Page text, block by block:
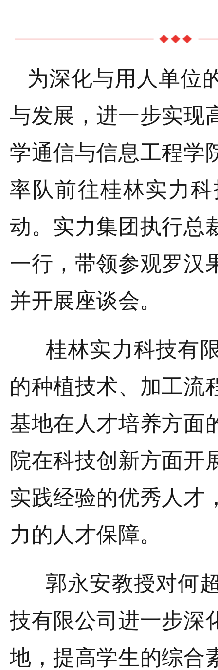
为深化与用人单位
与发展，进一步实现
学通信与信息工程学
率队前往桂林实力
动。实力集团执行总
一行，带领参观罗汉
并开展座谈会。
桂林实力科技有限
的种植技术、加工流
基地在人才培养方面
院在科技创新方面开
实践经验的优秀人才
力的人才保障。
郭永安教授对何超
技有限公司进一步深
地，提高学生的综合